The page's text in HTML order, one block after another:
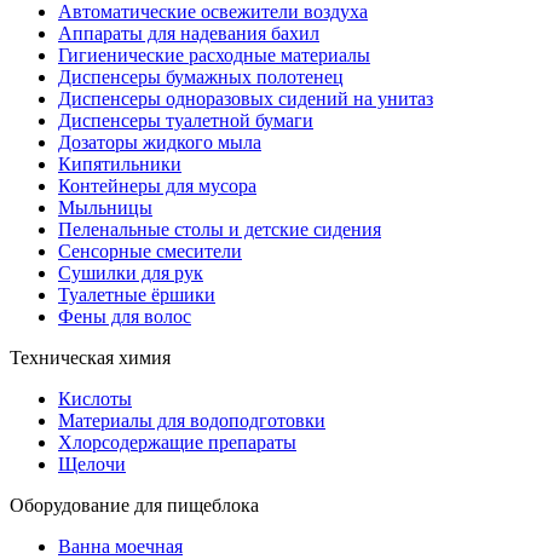
Автоматические освежители воздуха
Аппараты для надевания бахил
Гигиенические расходные материалы
Диспенсеры бумажных полотенец
Диспенсеры одноразовых сидений на унитаз
Диспенсеры туалетной бумаги
Дозаторы жидкого мыла
Кипятильники
Контейнеры для мусора
Мыльницы
Пеленальные столы и детские сидения
Сенсорные смесители
Сушилки для рук
Туалетные ёршики
Фены для волос
Техническая химия
Кислоты
Материалы для водоподготовки
Хлорсодержащие препараты
Щелочи
Оборудование для пищеблока
Ванна моечная